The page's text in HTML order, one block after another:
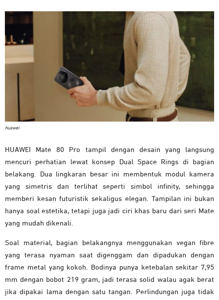
huawei
HUAWEI Mate 80 Pro tampil dengan desain yang langsung
mencuri perhatian lewat konsep Dual Space Rings di bagian
belakang. Dua lingkaran besar ini membentuk modul kamera
yang simetris dan terlihat seperti simbol infinity, sehingga
memberi kesan futuristik sekaligus elegan. Tampilan ini bukan
hanya soal estetika, tetapi juga jadi ciri khas baru dari seri Mate
yang mudah dikenali.
Soal material, bagian belakangnya menggunakan vegan fibre
yang terasa nyaman saat digenggam dan dipadukan dengan
frame metal yang kokoh. Bodinya punya ketebalan sekitar 7,95
mm dengan bobot 219 gram, jadi terasa solid walau agak berat
jika dipakai lama dengan satu tangan. Perlindungan juga tidak